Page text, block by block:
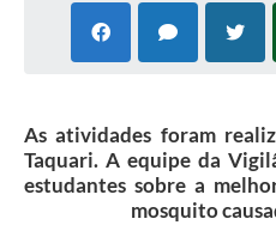
As atividades foram
Taquari. A equipe da
estudantes sobre a
mosquito